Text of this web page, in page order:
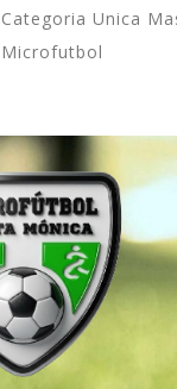
Categoria Unica
Microfutbol